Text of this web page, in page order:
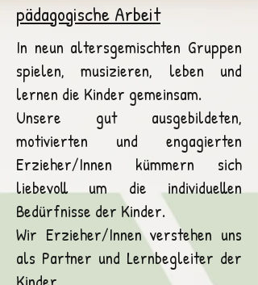
pädagogische Arbeit
In neun altersgemischten Gruppen
spielen, musizieren, leben und
lernen die Kinder gemeinsam.
Unsere gut ausgebildeten,
motivierten und engagierten
Erzieher/Innen kümmern sich
liebevoll um die individuellen
Bedürfnisse der Kinder.
Wir Erzieher/Innen verstehen uns
als Partner und Lernbegleiter der